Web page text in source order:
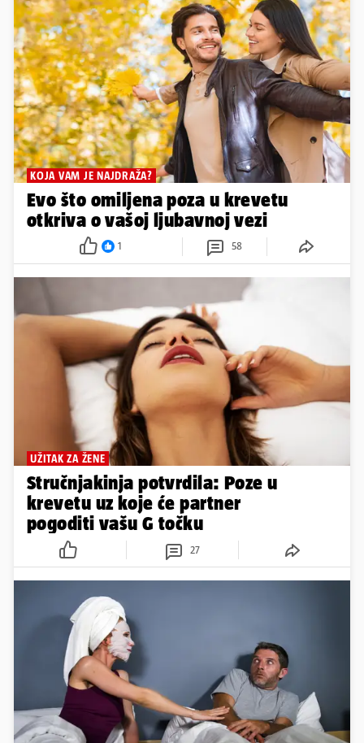
KOJA VAM JE NAJDRAŽA?
Evo što omiljena poza u krevetu
otkriva o vašoj ljubavnoj vezi
1 58
UŽITAK ZA ŽENE
Stručnjakinja potvrdila: Poze u
krevetu uz koje će partner
pogoditi vašu G točku
27